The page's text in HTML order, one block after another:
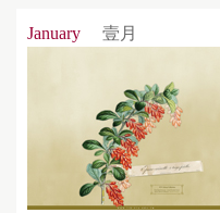
January 壹月